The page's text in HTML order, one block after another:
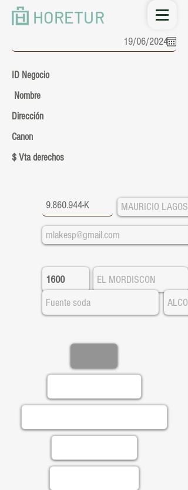
HORETUR
ID Negocio
Nombre
Dirección
Canon
$ Vta derechos